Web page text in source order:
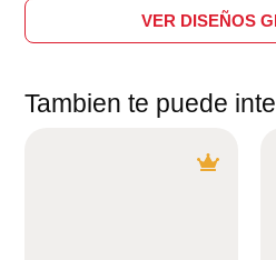
VER DISEÑOS
Tambien te puede